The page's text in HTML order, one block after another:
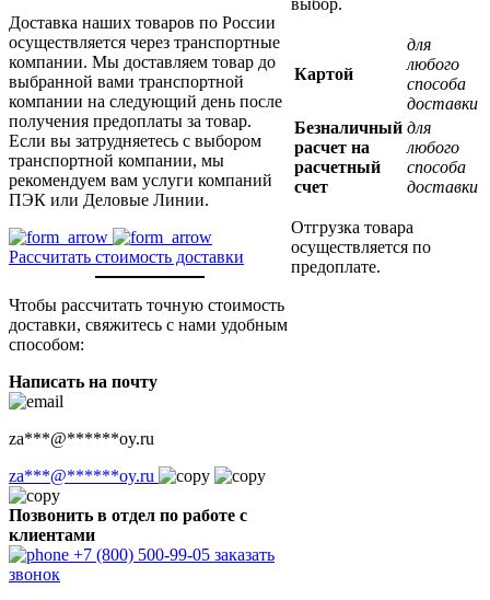
Доставка наших товаров по России
осуществляется через транспортные
компании. Мы доставляем товар до
выбранной вами транспортной
компании на следующий день после
получения предоплаты за товар.
Если вы затрудняетесь с выбором
транспортной компании, мы
рекомендуем вам услуги компаний
ПЭК или Деловые Линии.
Рассчитать стоимость доставки
Чтобы рассчитать точную стоимость
доставки, свяжитесь с нами удобным
способом:
Написать на почту
za***@******oy.ru
za***@******oy.ru
Позвонить в отдел по работе с
клиентами
+7 (800) 500-99-05 заказать
звонок
Картой
для
любого
способа
доставки
Безналичный
расчет на
расчетный
счет
для
любого
способа
доставки
Отгрузка товара
осуществляется по
предоплате.